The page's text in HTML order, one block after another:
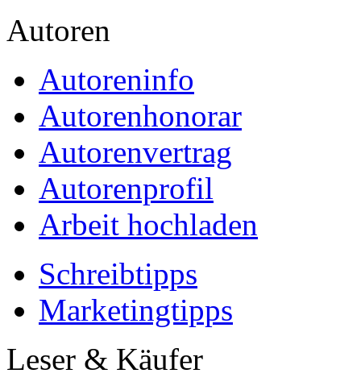
Autoren
Autoreninfo
Autorenhonorar
Autorenvertrag
Autorenprofil
Arbeit hochladen
Schreibtipps
Marketingtipps
Leser & Käufer